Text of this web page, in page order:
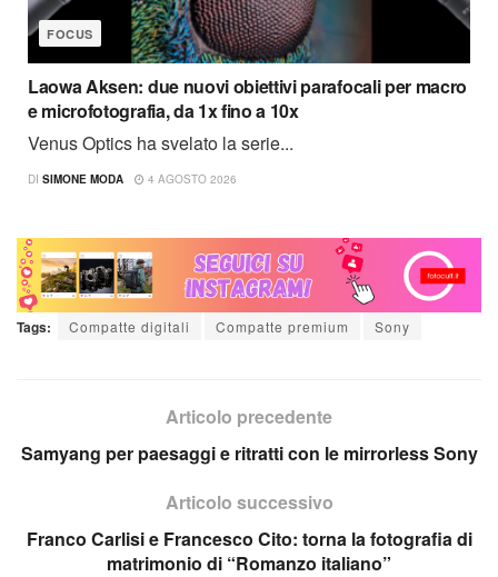
FOCUS
Laowa Aksen: due nuovi obiettivi parafocali per macro
e microfotografia, da 1x fino a 10x
Venus Optics ha svelato la serie...
DI SIMONE MODA 4 AGOSTO 2026
Tags: Compatte digitali Compatte premium Sony
Articolo precedente
Samyang per paesaggi e ritratti con le mirrorless Sony
Articolo successivo
Franco Carlisi e Francesco Cito: torna la fotografia di
matrimonio di “Romanzo italiano”